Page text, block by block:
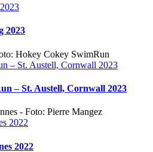
2023
– St. Austell, Cornwall 2023
– St. Austell, Cornwall 2023
2022
2022